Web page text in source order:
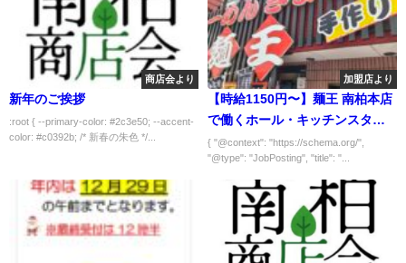
商店会より
新年のご挨拶
:root { --primary-color: #2c3e50; --accent-
color: #c0392b; /* 新春の朱色 */...
加盟店より
【時給1150円〜】麺王 南柏本店
で働くホール・キッチンスタッ
フ募集！美味しいまかない付
{ "@context": "https://schema.org/",
"@type": "JobPosting", "title": "...